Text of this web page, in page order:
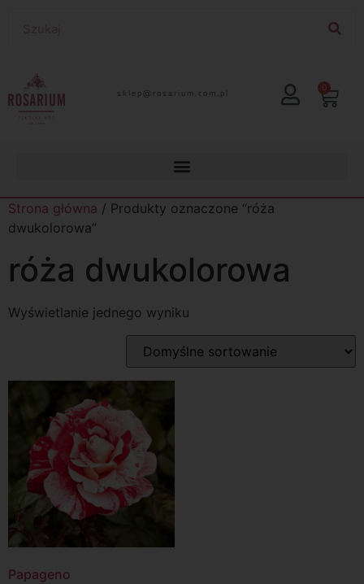
lp.moc.muirasor@pelks 0
Strona główna / Produkty oznaczone “róża
dwukolorowa”
róża dwukolorowa
Wyświetlanie jednego wyniku
Papageno